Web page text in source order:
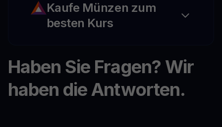
Kaufe Münzen zum
besten Kurs
Haben Sie Fragen? Wir
haben die Antworten.